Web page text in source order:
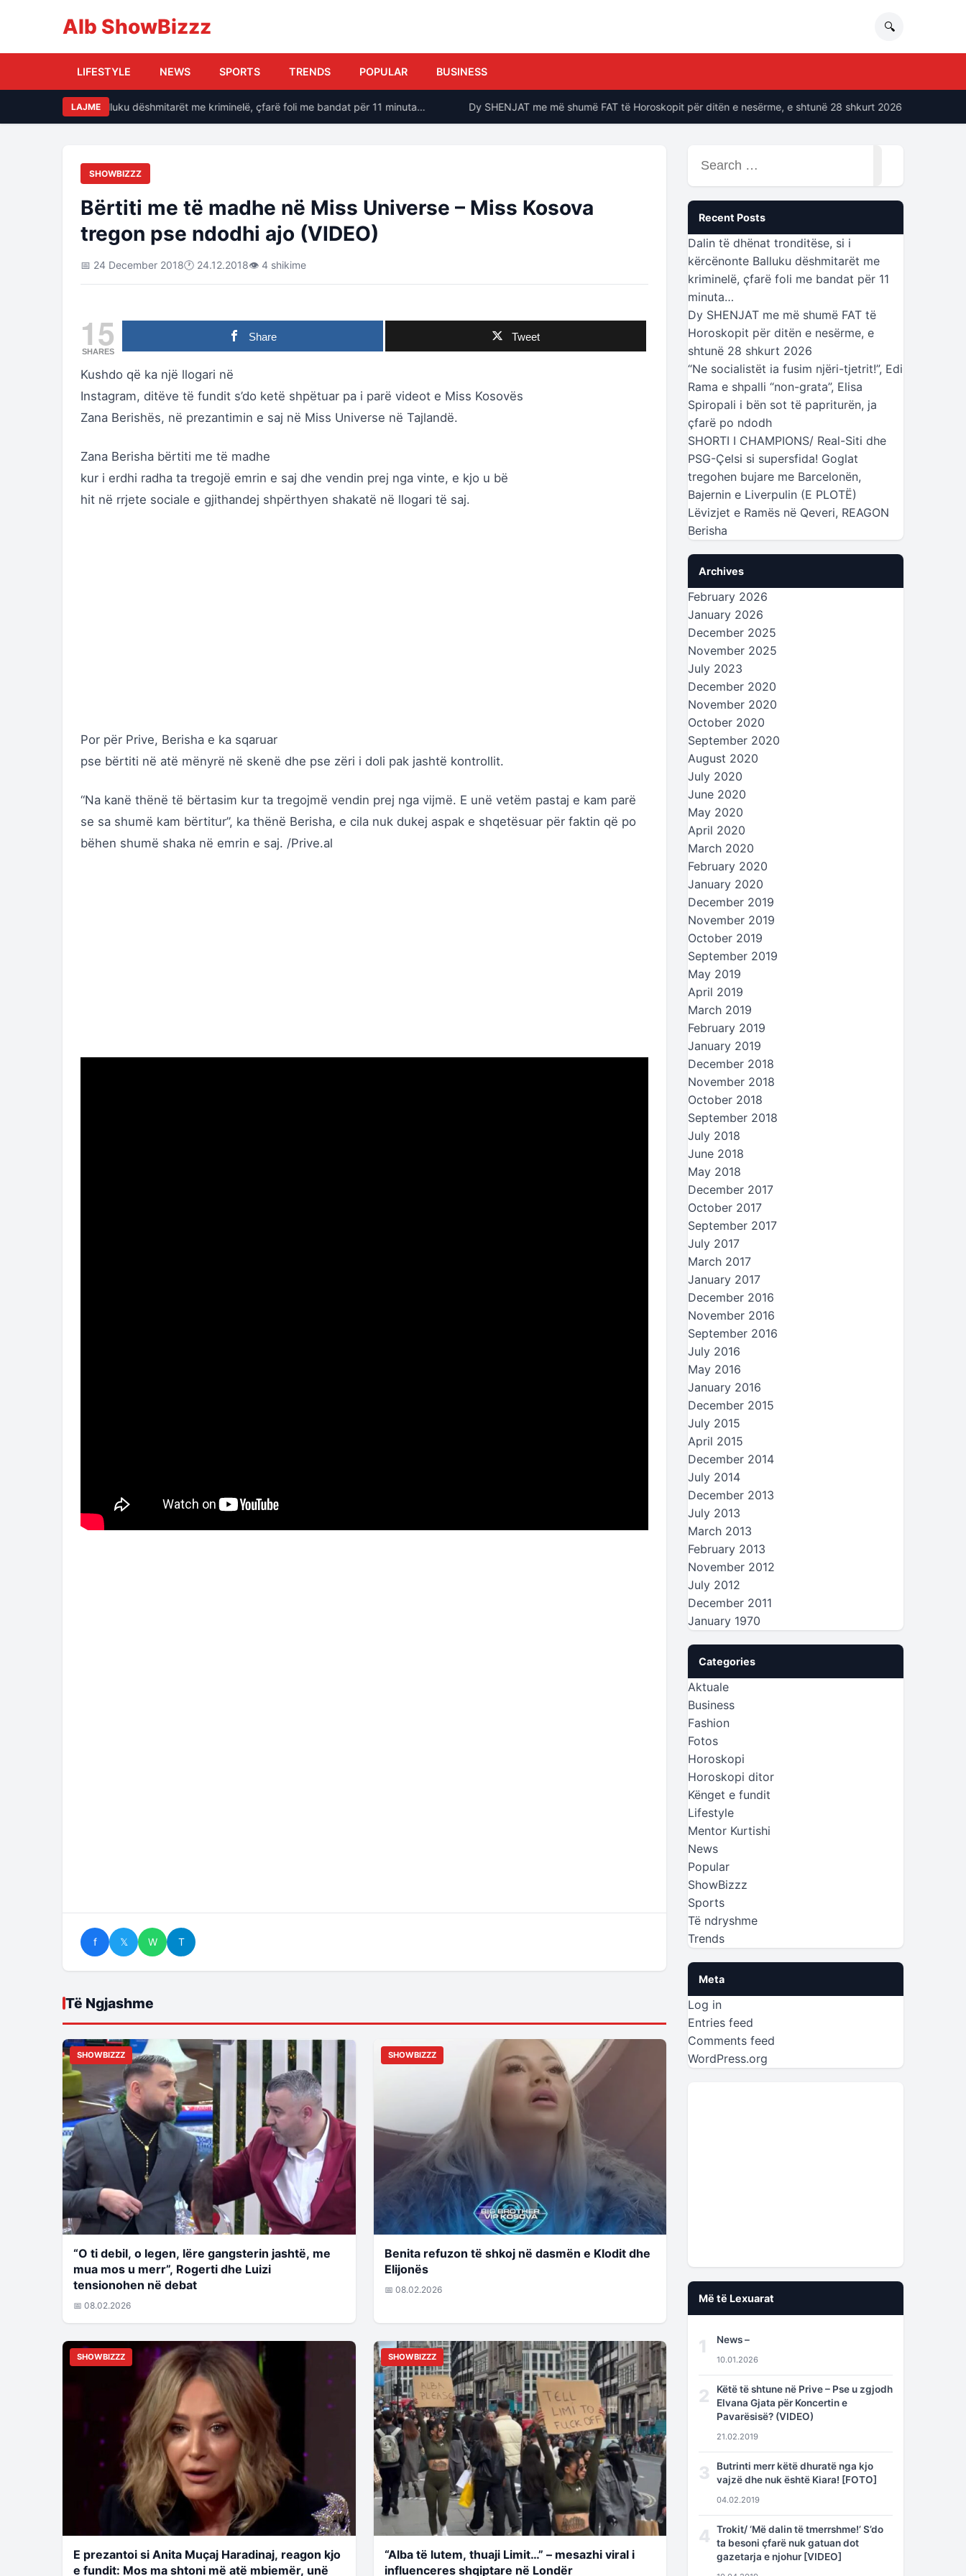
Alb ShowBizzz 🔍
LIFESTYLE NEWS SPORTS TRENDS POPULAR BUSINESS
LAJME
si i kërcënonte Balluku dëshmitarët me kriminelë, çfarë foli me bandat për 11 minuta… Dy SHENJAT me më shumë FAT të Horoskopit për ditën e nesërme, e shtunë 28 shkurt 2026
SHOWBIZZZ
Bërtiti me të madhe në Miss Universe – Miss Kosova
tregon pse ndodhi ajo (VIDEO)
📅 24 December 2018🕐 24.12.2018👁 4 shikime
15
SHARES
Share Tweet
Kushdo që ka një llogari në
Instagram, ditëve të fundit s’do ketë shpëtuar pa i parë videot e Miss Kosovës
Zana Berishës, në prezantimin e saj në Miss Universe në Tajlandë.
Zana Berisha bërtiti me të madhe
kur i erdhi radha ta tregojë emrin e saj dhe vendin prej nga vinte, e kjo u bë
hit në rrjete sociale e gjithandej shpërthyen shakatë në llogari të saj.
Por për Prive, Berisha e ka sqaruar
pse bërtiti në atë mënyrë në skenë dhe pse zëri i doli pak jashtë kontrollit.
“Na kanë thënë të bërtasim kur ta tregojmë vendin prej nga vijmë. E unë vetëm pastaj e kam parë
se sa shumë kam bërtitur”, ka thënë Berisha, e cila nuk dukej aspak e shqetësuar për faktin që po
bëhen shumë shaka në emrin e saj. /Prive.al
f 𝕏 W T
Të Ngjashme
SHOWBIZZZ
“O ti debil, o legen, lëre gangsterin jashtë, me
mua mos u merr”, Rogerti dhe Luizi
tensionohen në debat
📅 08.02.2026
SHOWBIZZZ
Benita refuzon të shkoj në dasmën e Klodit dhe
Elijonës
📅 08.02.2026
SHOWBIZZZ
E prezantoi si Anita Muçaj Haradinaj, reagon kjo
e fundit: Mos ma shtoni më atë mbiemër, unë
SHOWBIZZZ
“Alba të lutem, thuaji Limit…” – mesazhi viral i
influenceres shqiptare në Londër
for:
Recent Posts
Dalin të dhënat tronditëse, si i
kërcënonte Balluku dëshmitarët me
kriminelë, çfarë foli me bandat për 11
minuta…
Dy SHENJAT me më shumë FAT të
Horoskopit për ditën e nesërme, e
shtunë 28 shkurt 2026
“Ne socialistët ia fusim njëri-tjetrit!”, Edi
Rama e shpalli “non-grata”, Elisa
Spiropali i bën sot të papriturën, ja
çfarë po ndodh
SHORTI I CHAMPIONS/ Real-Siti dhe
PSG-Çelsi si supersfida! Goglat
tregohen bujare me Barcelonën,
Bajernin e Liverpulin (E PLOTË)
Lëvizjet e Ramës në Qeveri, REAGON
Berisha
Archives
February 2026
January 2026
December 2025
November 2025
July 2023
December 2020
November 2020
October 2020
September 2020
August 2020
July 2020
June 2020
May 2020
April 2020
March 2020
February 2020
January 2020
December 2019
November 2019
October 2019
September 2019
May 2019
April 2019
March 2019
February 2019
January 2019
December 2018
November 2018
October 2018
September 2018
July 2018
June 2018
May 2018
December 2017
October 2017
September 2017
July 2017
March 2017
January 2017
December 2016
November 2016
September 2016
July 2016
May 2016
January 2016
December 2015
July 2015
April 2015
December 2014
July 2014
December 2013
July 2013
March 2013
February 2013
November 2012
July 2012
December 2011
January 1970
Categories
Aktuale
Business
Fashion
Fotos
Horoskopi
Horoskopi ditor
Kënget e fundit
Lifestyle
Mentor Kurtishi
News
Popular
ShowBizzz
Sports
Të ndryshme
Trends
Meta
Log in
Entries feed
Comments feed
WordPress.org
Më të Lexuarat
1 News –
10.01.2026
2
Këtë të shtune në Prive – Pse u zgjodh
Elvana Gjata për Koncertin e
Pavarësisë? (VIDEO)
21.02.2019
3
Butrinti merr këtë dhuratë nga kjo
vajzë dhe nuk është Kiara! [FOTO]
04.02.2019
4
Trokit/ ‘Më dalin të tmerrshme!’ S’do
ta besoni çfarë nuk gatuan dot
gazetarja e njohur [VIDEO]